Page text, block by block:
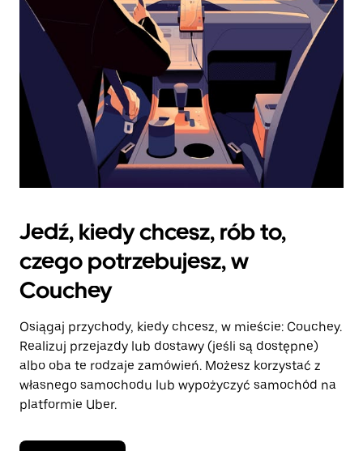
kalendarz.
Jedź, kiedy chcesz, rób to,
czego potrzebujesz, w
Couchey
Osiągaj przychody, kiedy chcesz, w mieście: Couchey.
Realizuj przejazdy lub dostawy (jeśli są dostępne)
albo oba te rodzaje zamówień. Możesz korzystać z
własnego samochodu lub wypożyczyć samochód na
platformie Uber.